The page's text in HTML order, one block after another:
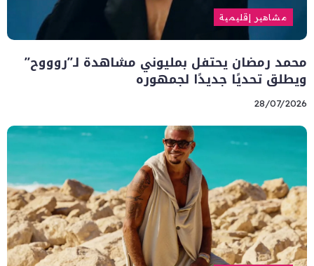
مشاهير إقليمية
محمد رمضان يحتفل بمليوني مشاهدة لـ”روووح”
ويطلق تحديًا جديدًا لجمهوره
28/07/2026